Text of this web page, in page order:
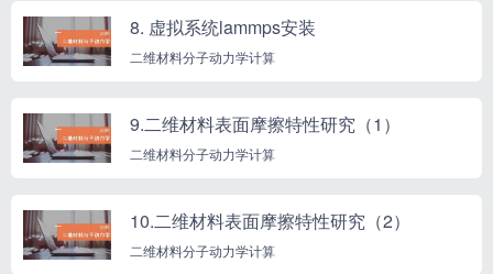
8. 虚拟系统lammps安装
二维材料分子动力学计算
9.二维材料表面摩擦特性研究（1）
二维材料分子动力学计算
10.二维材料表面摩擦特性研究（2）
二维材料分子动力学计算